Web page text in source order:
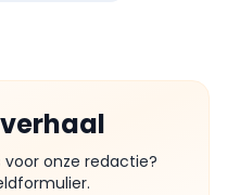
voor onze redactie?